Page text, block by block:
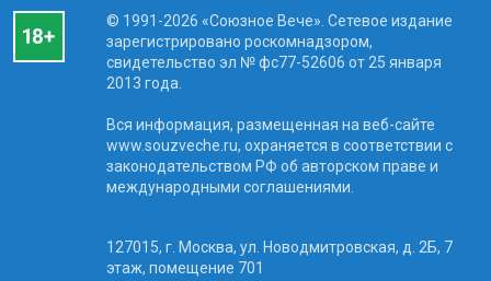
© 1991-2026 «Союзное Вече». Сетевое издание
зарегистрировано роскомнадзором,
свидетельство эл № фc77-52606 от 25 января
2013 года.
Вся информация, размещенная на веб-сайте
www.souzveche.ru, охраняется в соответствии с
законодательством РФ об авторском праве и
международными соглашениями.
127015, г. Москва, ул. Новодмитровская, д. 2Б, 7
этаж, помещение 701